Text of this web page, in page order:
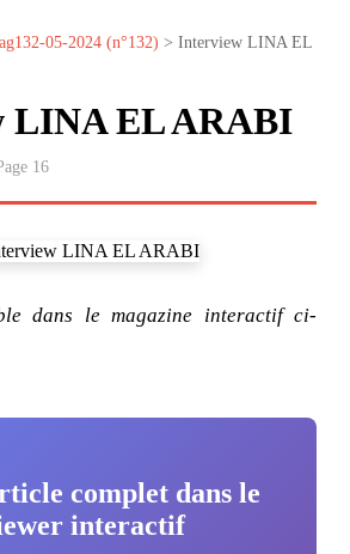
05-2024 (n°132) > Interview LINA EL
LINA EL ARABI
16
dans le magazine interactif ci-
complet dans le
interactif